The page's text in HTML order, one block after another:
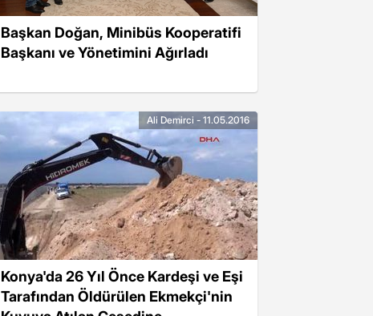
Başkan Doğan, Minibüs Kooperatifi
Başkanı ve Yönetimini Ağırladı
Konya'da 26 Yıl Önce Kardeşi ve Eşi
Tarafından Öldürülen Ekmekçi'nin
Ali Demirci - 11.05.2016